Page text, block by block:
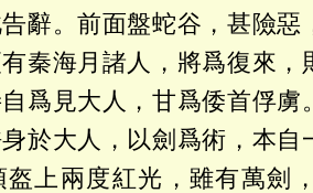
辭。前面盤蛇谷，甚險惡
有秦海月諸人，將爲復來
爲見大人，甘爲倭首俘虜
於大人，以劍爲術，本自
上兩度紅光，雖有萬劍